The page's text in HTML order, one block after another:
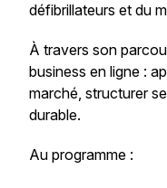
défibrillateurs et du
À travers son
business en ligne :
marché, structurer
durable.
Au programme :